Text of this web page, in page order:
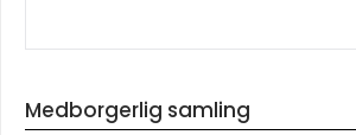
Medborgerlig samling